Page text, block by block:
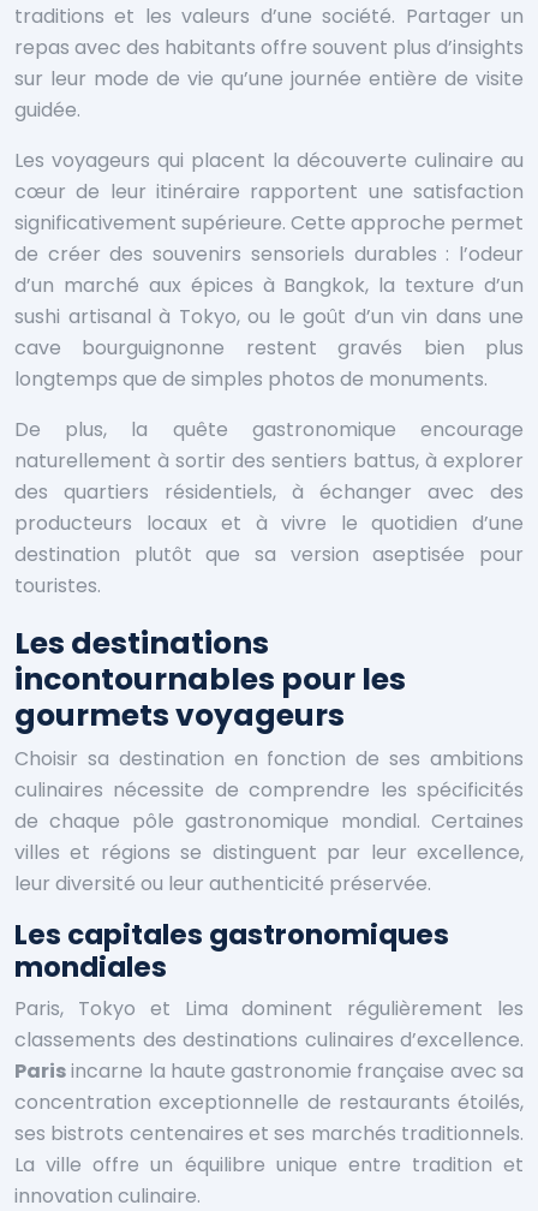
traditions et les valeurs d’une société. Partager un
repas avec des habitants offre souvent plus d’insights
sur leur mode de vie qu’une journée entière de visite
guidée.
Les voyageurs qui placent la découverte culinaire au
cœur de leur itinéraire rapportent une satisfaction
significativement supérieure. Cette approche permet
de créer des souvenirs sensoriels durables : l’odeur
d’un marché aux épices à Bangkok, la texture d’un
sushi artisanal à Tokyo, ou le goût d’un vin dans une
cave bourguignonne restent gravés bien plus
longtemps que de simples photos de monuments.
De plus, la quête gastronomique encourage
naturellement à sortir des sentiers battus, à explorer
des quartiers résidentiels, à échanger avec des
producteurs locaux et à vivre le quotidien d’une
destination plutôt que sa version aseptisée pour
touristes.
Les destinations
incontournables pour les
gourmets voyageurs
Choisir sa destination en fonction de ses ambitions
culinaires nécessite de comprendre les spécificités
de chaque pôle gastronomique mondial. Certaines
villes et régions se distinguent par leur excellence,
leur diversité ou leur authenticité préservée.
Les capitales gastronomiques
mondiales
Paris, Tokyo et Lima dominent régulièrement les
classements des destinations culinaires d’excellence.
Parisincarne la haute gastronomie française avec sa
concentration exceptionnelle de restaurants étoilés,
ses bistrots centenaires et ses marchés traditionnels.
La ville offre un équilibre unique entre tradition et
innovation culinaire.